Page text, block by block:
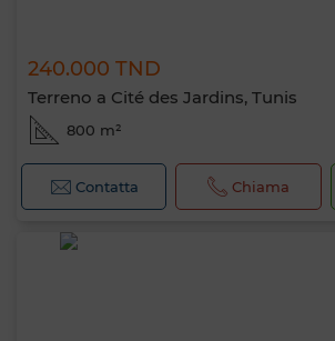
240.000 TND
Terreno a Cité des Jardins, Tunis
800 m²
Contatta Chiama